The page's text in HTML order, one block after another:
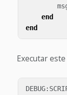
end
end
Executar